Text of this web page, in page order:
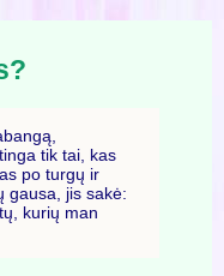
tik tai, kas
po turgų ir
gausa, jis sakė:
kurių man